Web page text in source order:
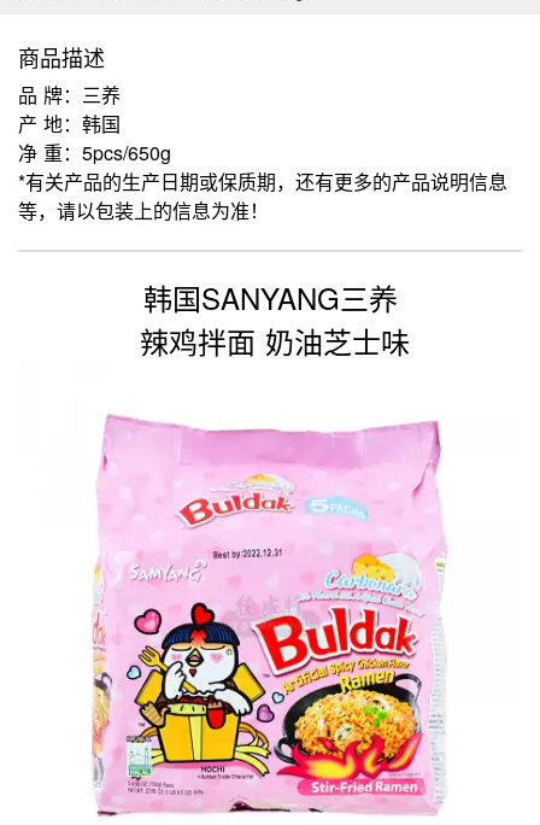
商品描述
品 牌：三养
产 地：韩国
净 重：5pcs/650g
*有关产品的生产日期或保质期，还有更多的产品说明信息
等，请以包装上的信息为准！
韩国SANYANG三养
辣鸡拌面 奶油芝士味